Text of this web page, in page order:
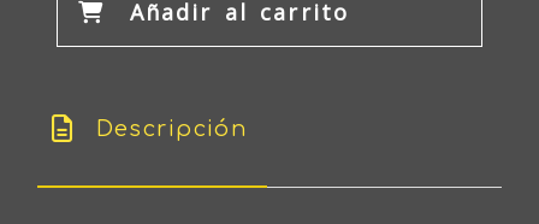
Añadir al carrito
Descripción